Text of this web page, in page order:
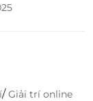
/Giải trí online